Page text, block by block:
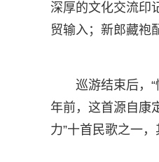
深厚的文化交流印
贸输入；新郎藏袍
巡游结束后，
年前，这首源自康
力”十首民歌之一